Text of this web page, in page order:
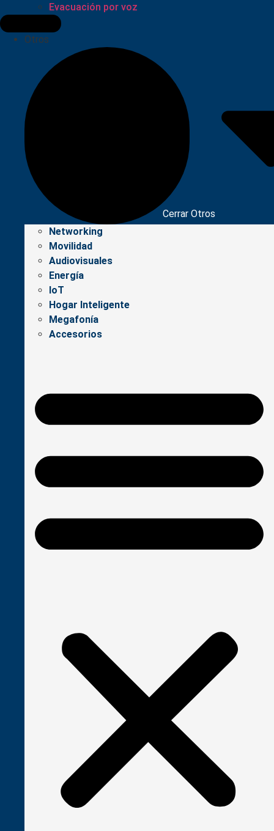
Evacuación por voz
Otros
Cerrar Otros
Networking
Movilidad
Audiovisuales
Energía
IoT
Hogar Inteligente
Megafonía
Accesorios